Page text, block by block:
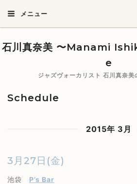
メニュー
石川真奈美 〜Manami
e
ジャズヴォーカリスト 石川真奈
Schedule
2015年 3月
3月27日(金)
池袋 P’s Bar